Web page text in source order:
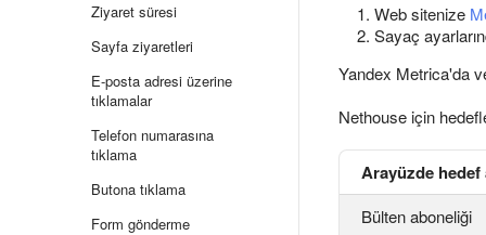
Ziyaret süresi
Sayfa ziyaretleri
E-posta adresi üzerine
tıklamalar
Telefon numarasına
tıklama
Butona tıklama
Form gönderme
Web sitenize
Sayaç
Yandex Metrica'da
Nethouse için
Arayüzde hedef
Bülten aboneliği